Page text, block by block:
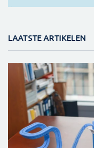
LAATSTE ARTIKELEN